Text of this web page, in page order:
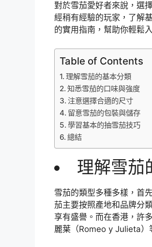
對於雪茄愛好者來說，選
經稍有經驗的玩家，了解
的實用指南，幫助你輕鬆
Table of Contents
理解雪茄的基本分類
知悉雪茄的口味與強度
注意選擇合適的尺寸
留意雪茄的包裝與儲存
學習基本的抽雪茄技巧
總結
理解雪茄
雪茄的類型多種多樣，首
茄主要按照產地和品牌分
享有盛譽。而在香港，許
麗葉（Romeo y Julieta）